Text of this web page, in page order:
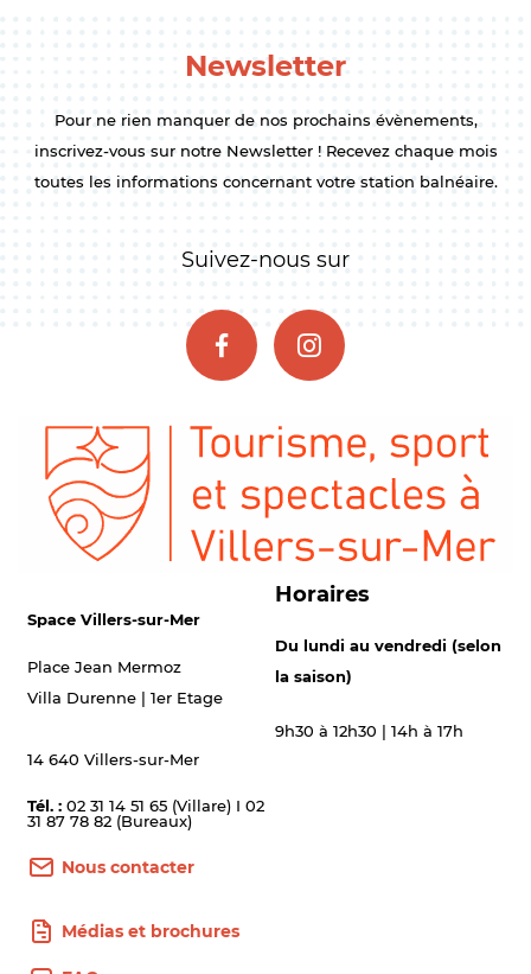
Newsletter
Pour ne rien manquer de nos prochains évènements,
inscrivez-vous sur notre Newsletter ! Recevez chaque mois
toutes les informations concernant votre station balnéaire.
Suivez-nous sur
Space Villers-sur-Mer
Place Jean Mermoz
Villa Durenne | 1er Etage
14 640 Villers-sur-Mer
Tél. : 02 31 14 51 65 (Villare) I 02
31 87 78 82 (Bureaux)
Nous contacter
Horaires
Du lundi au vendredi (selon
la saison)
9h30 à 12h30 | 14h à 17h
Médias et brochures